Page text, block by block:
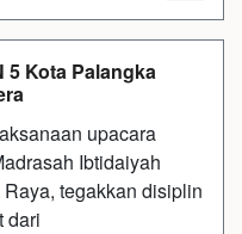
5 Kota Palangka
upacara
Ibtidaiyah
tegakkan disiplin
dari